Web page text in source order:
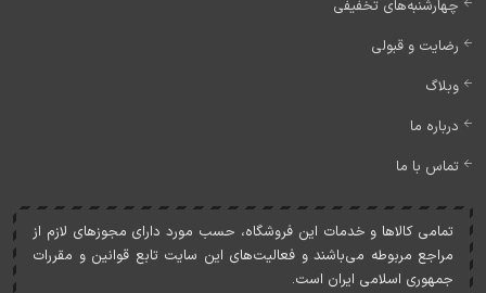
چهارشنبه‌های تخفیفی
رضایت و قبولی
وبلاگ
درباره ما
تماس با ما
تمامی کالاها و خدمات اين فروشگاه، حسب مورد دارای مجوزهای لازم از
مراجع مربوطه می‌باشند و فعاليت‌های اين سايت تابع قوانين و مقررات
جمهوری اسلامی ايران است.